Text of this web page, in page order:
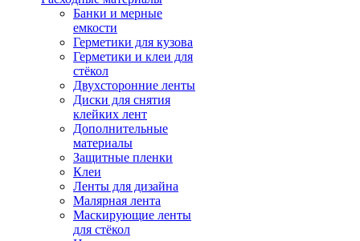
Банки и мерные
емкости
Герметики для кузова
Герметики и клеи для
стёкол
Двухсторонние ленты
Диски для снятия
клейких лент
Дополнительные
материалы
Защитные пленки
Клеи
Ленты для дизайна
Малярная лента
Маскирующие ленты
для стёкол